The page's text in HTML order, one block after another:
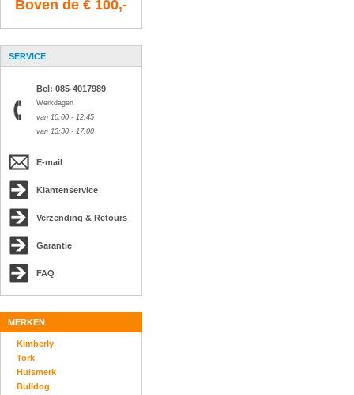
Boven de € 100,-
SERVICE
Bel: 085-4017989
Werkdagen
van 10:00 - 12:45
van 13:30 - 17:00
E-mail
Klantenservice
Verzending & Retours
Garantie
FAQ
MERKEN
Kimberly
Tork
Huismerk
Bulldog